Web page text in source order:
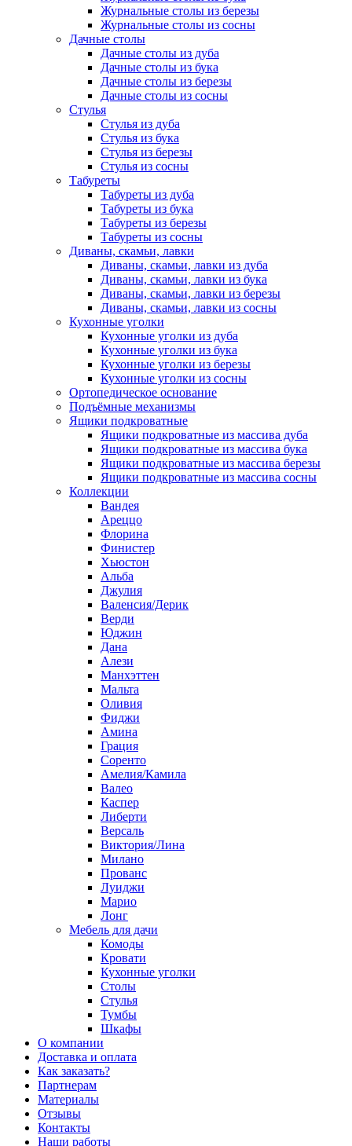
Журнальные столы из березы
Журнальные столы из сосны
Дачные столы
Дачные столы из дуба
Дачные столы из бука
Дачные столы из березы
Дачные столы из сосны
Стулья
Стулья из дуба
Стулья из бука
Стулья из березы
Стулья из сосны
Табуреты
Табуреты из дуба
Табуреты из бука
Табуреты из березы
Табуреты из сосны
Диваны, скамьи, лавки
Диваны, скамьи, лавки из дуба
Диваны, скамьи, лавки из бука
Диваны, скамьи, лавки из березы
Диваны, скамьи, лавки из сосны
Кухонные уголки
Кухонные уголки из дуба
Кухонные уголки из бука
Кухонные уголки из березы
Кухонные уголки из сосны
Ортопедическое основание
Подъёмные механизмы
Ящики подкроватные
Ящики подкроватные из массива дуба
Ящики подкроватные из массива бука
Ящики подкроватные из массива березы
Ящики подкроватные из массива сосны
Коллекции
Вандея
Ареццо
Флорина
Финистер
Хьюстон
Альба
Джулия
Валенсия/Дерик
Верди
Юджин
Дана
Алези
Манхэттен
Мальта
Оливия
Фиджи
Амина
Грация
Соренто
Амелия/Камила
Валео
Каспер
Либерти
Версаль
Виктория/Лина
Милано
Прованс
Луиджи
Марио
Лонг
Мебель для дачи
Комоды
Кровати
Кухонные уголки
Столы
Стулья
Тумбы
Шкафы
О компании
Доставка и оплата
Как заказать?
Партнерам
Материалы
Отзывы
Контакты
Наши работы